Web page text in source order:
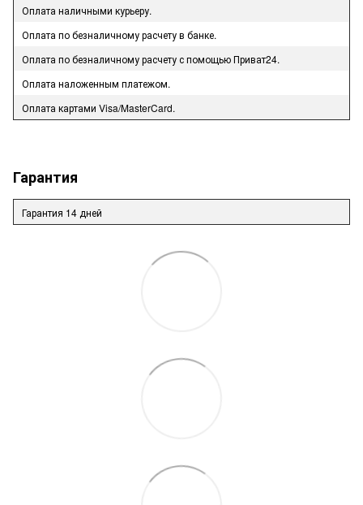
Оплата наличными курьеру.
Оплата по безналичному расчету в банке.
Оплата по безналичному расчету с помощью Приват24.
Оплата наложенным платежом.
Оплата картами Visa/MasterCard.
Гарантия
Гарантия 14 дней